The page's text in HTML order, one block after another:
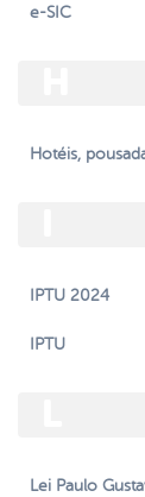
e-SIC
Hotéis,
IPTU 2024
IPTU
Lei Paulo